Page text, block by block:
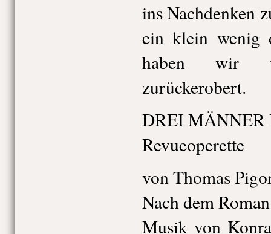
ins Nachdenken
ein klein wenig
haben wir
zurückerobert.
DREI MÄNNER
Revueoperette
von Thomas
Nach dem
Musik von